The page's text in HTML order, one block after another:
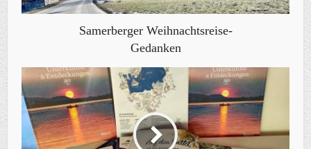
Samerberger Weihnachtsreise-
Gedanken